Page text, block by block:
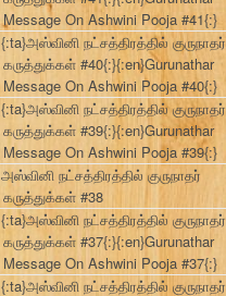
Message On Ashwini Pooja #41{:}
{:ta}அஸ்வினி நட்சத்திரத்தில் குருநாதர்
கருத்துக்கள் #40{:}{:en}Gurunathar
Message On Ashwini Pooja #40{:}
{:ta}அஸ்வினி நட்சத்திரத்தில் குருநாதர்
கருத்துக்கள் #39{:}{:en}Gurunathar
Message On Ashwini Pooja #39{:}
அஸ்வினி நட்சத்திரத்தில் குருநாதர்
கருத்துக்கள் #38
{:ta}அஸ்வினி நட்சத்திரத்தில் குருநாதர்
கருத்துக்கள் #37{:}{:en}Gurunathar
Message On Ashwini Pooja #37{:}
{:ta}அஸ்வினி நட்சத்திரத்தில் குருநாதர்